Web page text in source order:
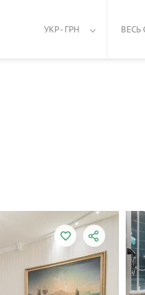
УКР - ГРН ВЕСЬ